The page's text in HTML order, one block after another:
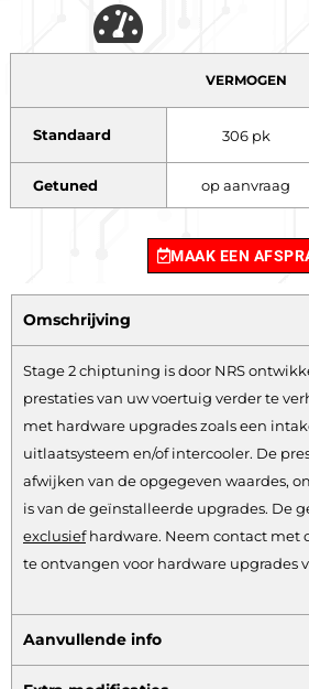
VERMOGEN
Standaard 306 pk
Getuned op aanvraag
MAAK EEN
Omschrijving
Stage 2 chiptuning is door NRS
prestaties van uw voertuig verder te
met hardware upgrades zoals een
uitlaatsysteem en/of intercooler. De
afwijken van de opgegeven waardes,
is van de geïnstalleerde upgrades. De
exclusiefhardware. Neem contact met
te ontvangen voor hardware upgrades
Aanvullende info